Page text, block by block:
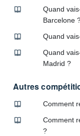
Quand
Barcelone
Quand
Quand
Madrid ?
Autres
Comment
Comment
?